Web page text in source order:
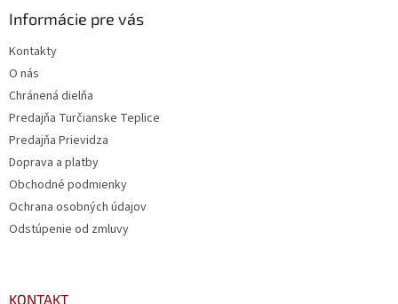
Informácie pre vás
Kontakty
O nás
Chránená dielňa
Predajňa Turčianske Teplice
Predajňa Prievidza
Doprava a platby
Obchodné podmienky
Ochrana osobných údajov
Odstúpenie od zmluvy
KONTAKT